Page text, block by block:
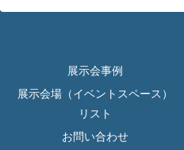
展示会事例
展示会場（イベントスペース）
リスト
お問い合わせ